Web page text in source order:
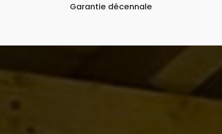
Garantie décennale